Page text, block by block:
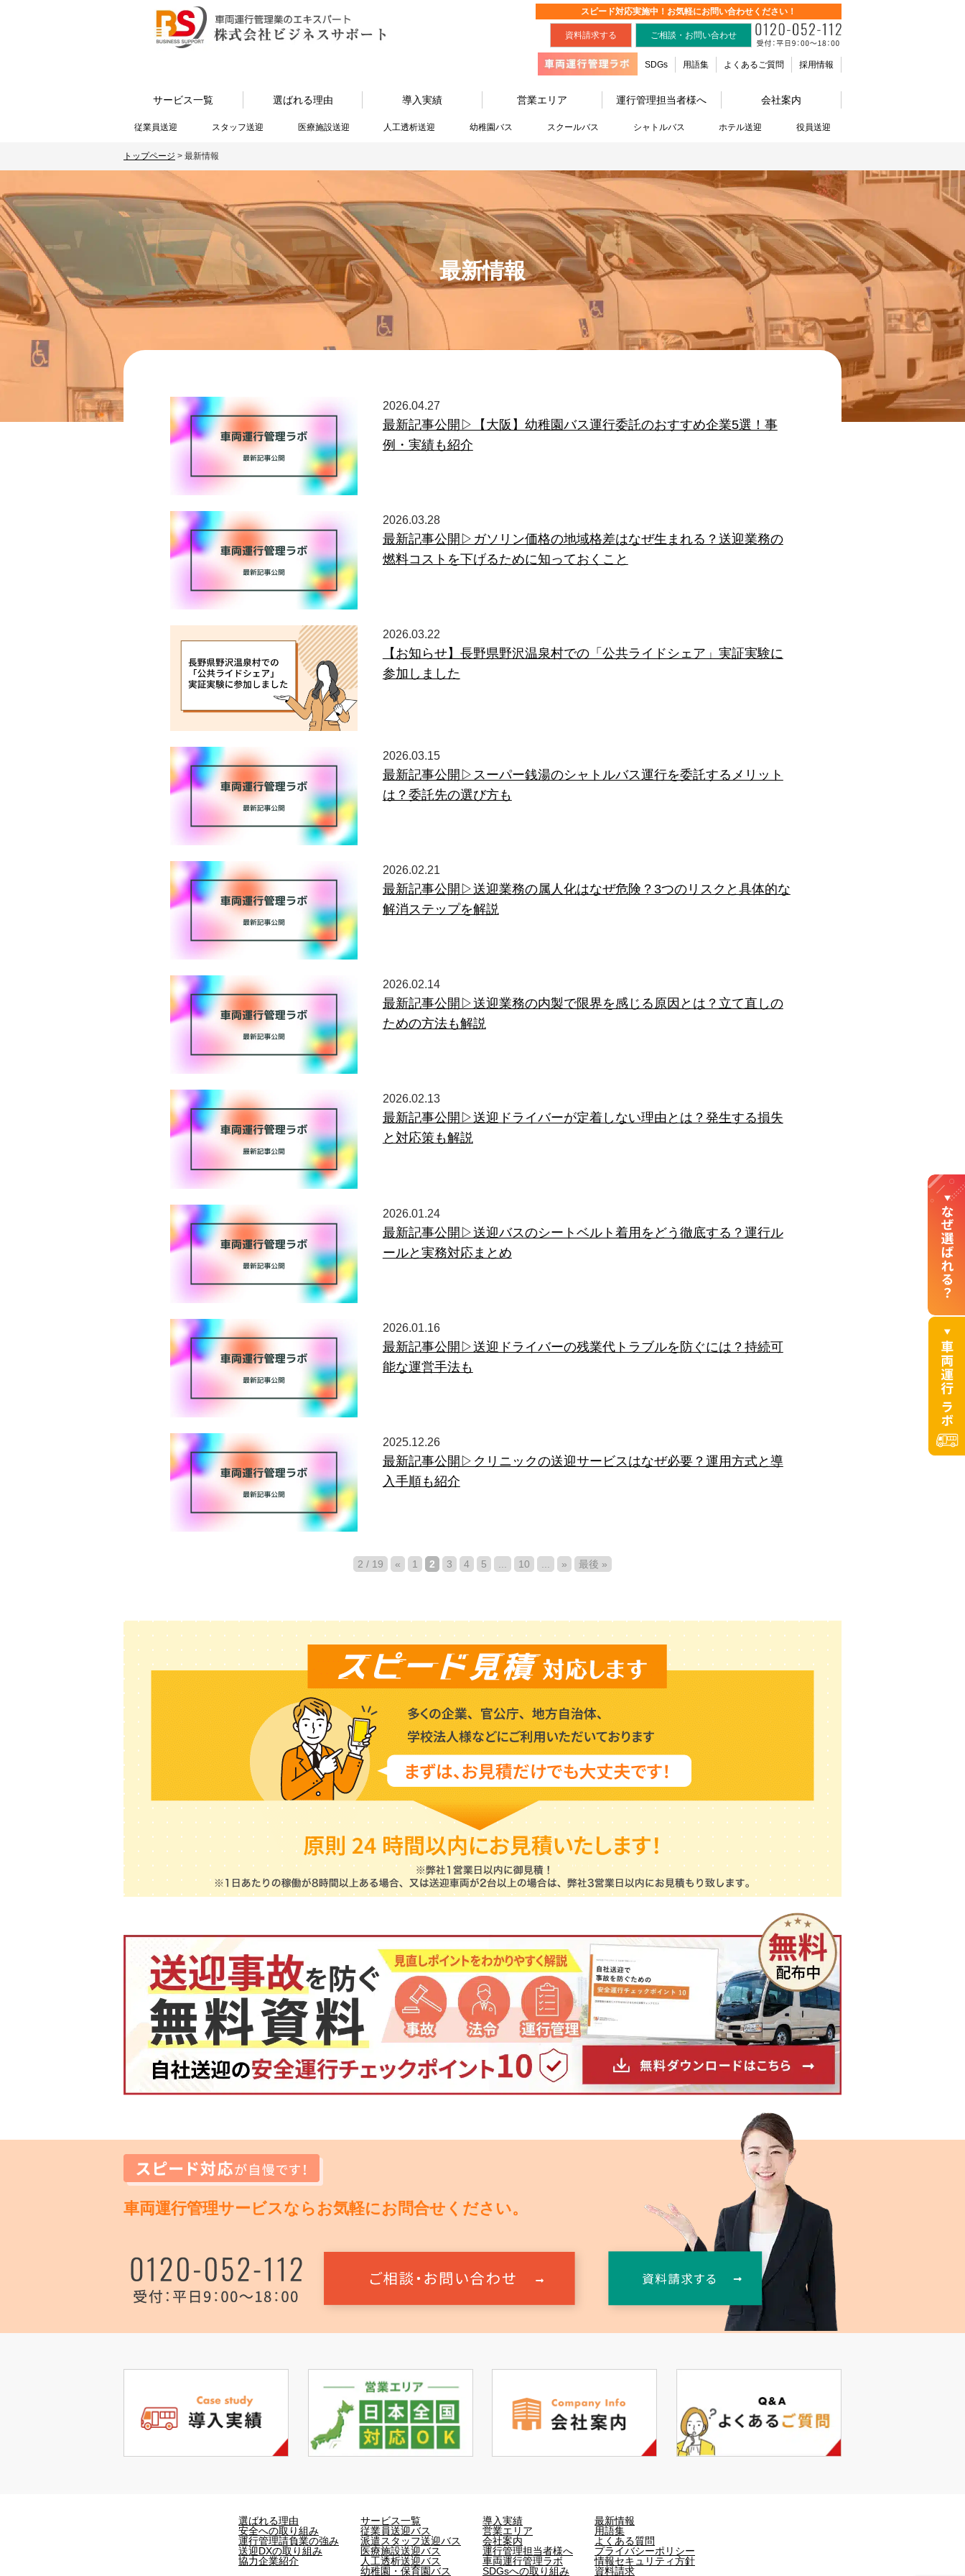
スピード対応実施中！お気軽にお問い合わせください！
資料請求する ご相談・お問い合わせ
SDGs 用語集 よくあるご質問 採用情報
サービス一覧 選ばれる理由 導入実績 営業エリア 運行管理担当者様へ 会社案内
従業員送迎 スタッフ送迎 医療施設送迎 人工透析送迎 幼稚園バス スクールバス シャトルバス ホテル送迎 役員送迎
トップページ > 最新情報
最新情報
2026.04.27
最新記事公開▷【大阪】幼稚園バス運行委託のおすすめ企業5選！事
例・実績も紹介
2026.03.28
最新記事公開▷ガソリン価格の地域格差はなぜ生まれる？送迎業務の
燃料コストを下げるために知っておくこと
2026.03.22
【お知らせ】長野県野沢温泉村での「公共ライドシェア」実証実験に
参加しました
2026.03.15
最新記事公開▷スーパー銭湯のシャトルバス運行を委託するメリット
は？委託先の選び方も
2026.02.21
最新記事公開▷送迎業務の属人化はなぜ危険？3つのリスクと具体的な
解消ステップを解説
2026.02.14
最新記事公開▷送迎業務の内製で限界を感じる原因とは？立て直しの
ための方法も解説
2026.02.13
最新記事公開▷送迎ドライバーが定着しない理由とは？発生する損失
と対応策も解説
2026.01.24
最新記事公開▷送迎バスのシートベルト着用をどう徹底する？運行ル
ールと実務対応まとめ
2026.01.16
最新記事公開▷送迎ドライバーの残業代トラブルを防ぐには？持続可
能な運営手法も
2025.12.26
最新記事公開▷クリニックの送迎サービスはなぜ必要？運用方式と導
入手順も紹介
2 / 19 « 1 2 3 4 5 10 » 最後 »
車両運行管理サービスならお気軽にお問合せください。
選ばれる理由
安全への取り組み
運行管理請負業の強み
送迎DXの取り組み
協力企業紹介
サービス一覧
従業員送迎バス
派遣スタッフ送迎バス
医療施設送迎バス
人工透析送迎バス
幼稚園・保育園バス
導入実績
営業エリア
会社案内
運行管理担当者様へ
車両運行管理ラボ
SDGsへの取り組み
最新情報
用語集
よくある質問
プライバシーポリシー
情報セキュリティ方針
資料請求